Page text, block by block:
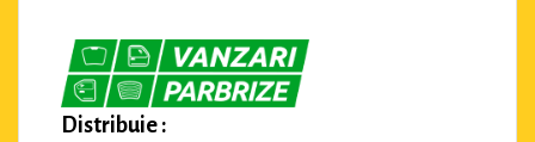
Distribuie :